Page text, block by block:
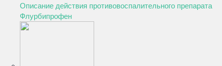
Описание действия противовоспалительного препарата
Флурбипрофен